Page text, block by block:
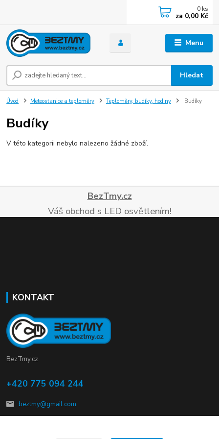
Menu
Hledat
0 ks
za 0,00 Kč
Úvod Meteostanice a teploměry Teploměry, budíky, hodiny Budíky
Budíky
V této kategorii nebylo nalezeno žádné zboží.
BezTmy.cz
Váš obchod s LED osvětlením!
KONTAKT
BezTmy.cz
+420 775 094 244
beztmy@gmail.com